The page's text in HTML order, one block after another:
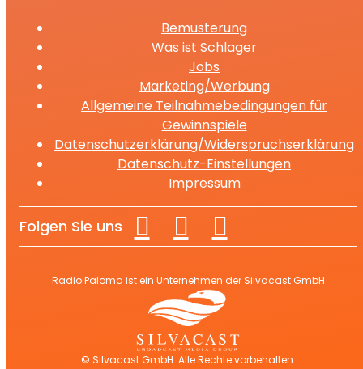
Bemusterung
Was ist Schlager
Jobs
Marketing/Werbung
Allgemeine Teilnahmebedingungen für
Gewinnspiele
Datenschutzerklärung/Widerspruchserklärung
Datenschutz-Einstellungen
Impressum
Folgen Sie uns
Radio Paloma ist ein Unternehmen der Silvacast GmbH
© Silvacast GmbH. Alle Rechte vorbehalten.